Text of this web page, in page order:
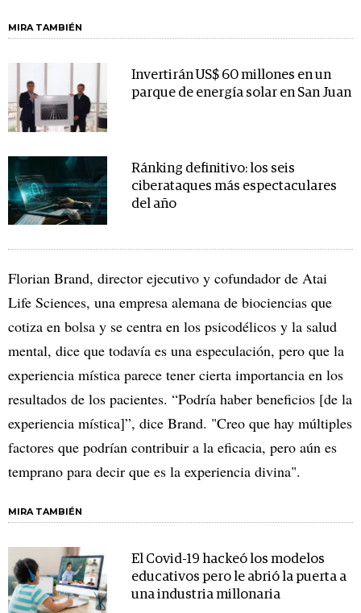
MIRA TAMBIÉN
Invertirán US$ 60 millones en un
parque de energía solar en San Juan
Ránking definitivo: los seis
ciberataques más espectaculares
del año
Florian Brand, director ejecutivo y cofundador de Atai
Life Sciences, una empresa alemana de biociencias que
cotiza en bolsa y se centra en los psicodélicos y la salud
mental, dice que todavía es una especulación, pero que la
experiencia mística parece tener cierta importancia en los
resultados de los pacientes. “Podría haber beneficios [de la
experiencia mística]”, dice Brand. "Creo que hay múltiples
factores que podrían contribuir a la eficacia, pero aún es
temprano para decir que es la experiencia divina".
MIRA TAMBIÉN
El Covid-19 hackeó los modelos
educativos pero le abrió la puerta a
una industria millonaria